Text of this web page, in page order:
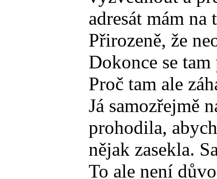
adresát mám
Přirozeně, že
Dokonce se
Proč tam ale
Já samozřejmě
prohodila,
nějak zasekla.
To ale není